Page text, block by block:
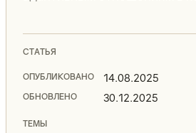
СТАТЬЯ
ОПУБЛИКОВАНО 14.08.2025
ОБНОВЛЕНО 30.12.2025
ТЕМЫ